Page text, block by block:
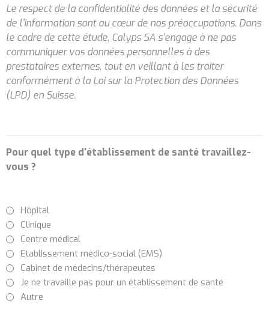
Le respect de la confidentialité des données et la sécurité
de l’information sont au cœur de nos préoccupations. Dans
le cadre de cette étude, Calyps SA s'engage à ne pas
communiquer vos données personnelles à des
prestataires externes, tout en veillant à les traiter
conformément à la Loi sur la Protection des Données
(LPD) en Suisse.
Pour quel type d'établissement de santé travaillez-
vous ?
Hôpital
Clinique
Centre médical
Etablissement médico-social (EMS)
Cabinet de médecins/thérapeutes
Je ne travaille pas pour un établissement de santé
Autre